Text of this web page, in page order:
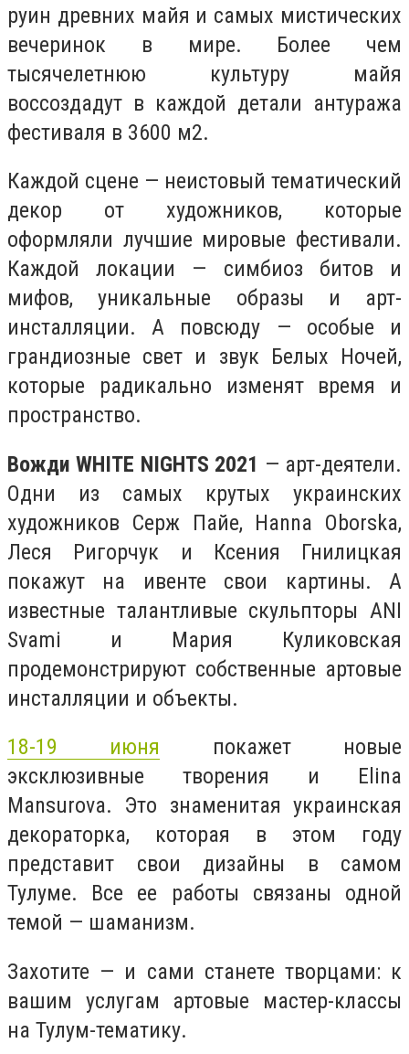
руин древних майя и самых мистических
вечеринок в мире. Более чем
тысячелетнюю культуру майя
воссоздадут в каждой детали антуража
фестиваля в 3600 м2.
Каждой сцене — неистовый тематический
декор от художников, которые
оформляли лучшие мировые фестивали.
Каждой локации — симбиоз битов и
мифов, уникальные образы и арт-
инсталляции. А повсюду — особые и
грандиозные свет и звук Белых Ночей,
которые радикально изменят время и
пространство.
Вожди WHITE NIGHTS 2021 — арт-деятели.
Одни из самых крутых украинских
художников Серж Пайе, Hanna Oborska,
Леся Ригорчук и Ксения Гнилицкая
покажут на ивенте свои картины. А
известные талантливые скульпторы ANI
Svami и Мария Куликовская
продемонстрируют собственные артовые
инсталляции и объекты.
18-19 июня покажет новые
эксклюзивные творения и Elina
Mansurova. Это знаменитая украинская
декораторка, которая в этом году
представит свои дизайны в самом
Тулуме. Все ее работы связаны одной
темой — шаманизм.
Захотите — и сами станете творцами: к
вашим услугам артовые мастер-классы
на Тулум-тематику.